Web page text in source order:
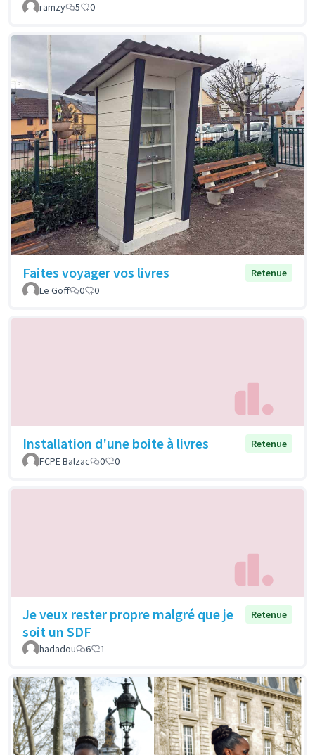
ramzy 5 0
Faites voyager vos livres
Retenue
Le Goff
0 0
Installation d'une boite à livres
Retenue
FCPE Balzac
0 0
Je veux rester propre malgré que je
soit un SDF
Retenue
hadadou 6 1